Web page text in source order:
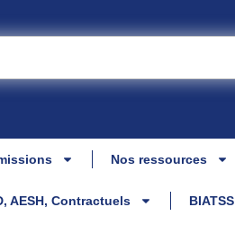
Nos ressources
AESH, Contractuels BIATSS